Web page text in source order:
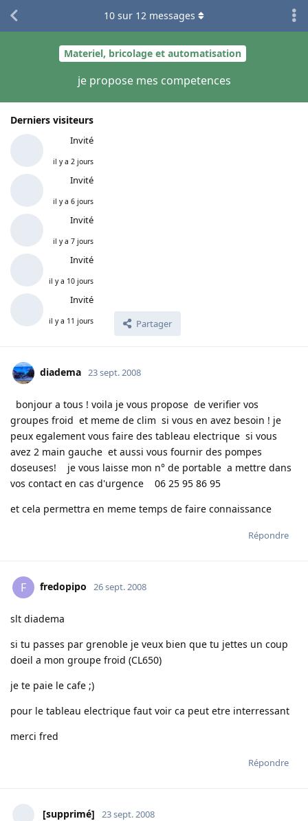
Materiel, bricolage et automatisation
je propose mes competences
Derniers visiteurs
Invité
il y a 2 jours
Invité
il y a 6 jours
Invité
il y a 7 jours
Invité
il y a 10 jours
Invité
il y a 11 jours Partager
10 sur 12 messages
diadema 23 sept. 2008
bonjour a tous ! voila je vous propose de verifier vos
groupes froid et meme de clim si vous en avez besoin ! je
peux egalement vous faire des tableau electrique si vous
avez 2 main gauche et aussi vous fournir des pompes
doseuses! je vous laisse mon n° de portable a mettre dans
vos contact en cas d'urgence 06 25 95 86 95
et cela permettra en meme temps de faire connaissance
Répondre
F fredopipo 26 sept. 2008
slt diadema
si tu passes par grenoble je veux bien que tu jettes un coup
doeil a mon groupe froid (CL650)
je te paie le cafe ;)
pour le tableau electrique faut voir ca peut etre interressant
merci fred
Répondre
[supprimé] 23 sept. 2008